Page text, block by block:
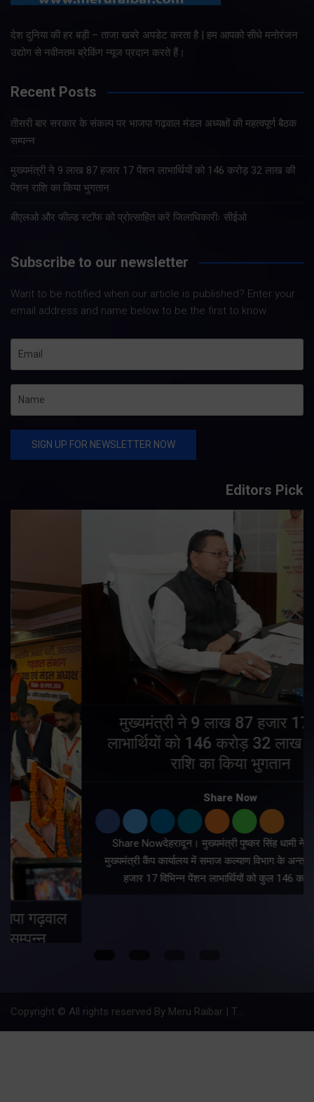
देश दुनिया की हर बड़ी – ताजा खबरे अपडेट करता है | हम आपको सीधे मनोरंजन
उद्योग से नवीनतम ब्रेकिंग न्यूज प्रदान करते हैं।
Recent Posts
तीसरी बार सरकार के संकल्प पर भाजपा गढ़वाल मंडल अध्यक्षों की महत्वपूर्ण बैठक
सम्पन्न
मुख्यमंत्री ने 9 लाख 87 हजार 17 पेंशन लाभार्थियों को 146 करोड़ 32 लाख की
पेंशन राशि का किया भुगतान
बीएलओ और फील्ड स्टॉफ को प्रोत्साहित करें जिलाधिकारीः सीईओ
Subscribe to our newsletter
Want to be notified when our article is published? Enter your
email address and name below to be the first to know.
Editors Pick
मुख्यमंत्री ने 9 लाख 87 हजार 17 पेंशन
लाभार्थियों को 146 करोड़ 32 लाख की पेंशन
राशि का किया भुगतान
Share Nowदेहरादून। मुख्यमंत्री पुष्कर सिंह धामी ने शनिवार को
मुख्यमंत्री कैंप कार्यालय में समाज कल्याण विभाग के अन्तर्गत 9लाख 87
हजार 17 विभिन्न पेंशन लाभार्थियों को कुल 146 करोड़ 32…